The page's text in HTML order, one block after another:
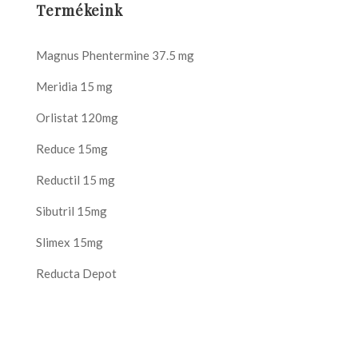
Termékeink
Magnus Phentermine 37.5 mg
Meridia 15 mg
Orlistat 120mg
Reduce 15mg
Reductil 15 mg
Sibutril 15mg
Slimex 15mg
Reducta Depot